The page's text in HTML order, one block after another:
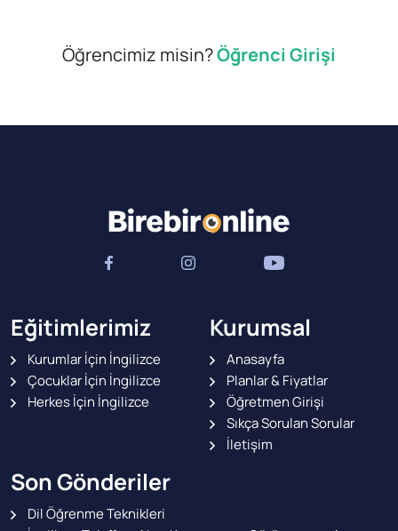
Öğrencimiz misin?Öğrenci Girişi
Eğitimlerimiz
Kurumlar İçin İngilizce
Çocuklar İçin İngilizce
Herkes İçin İngilizce
Kurumsal
Anasayfa
Planlar & Fiyatlar
Öğretmen Girişi
Sıkça Sorulan Sorular
İletişim
Son Gönderiler
Dil Öğrenme Teknikleri